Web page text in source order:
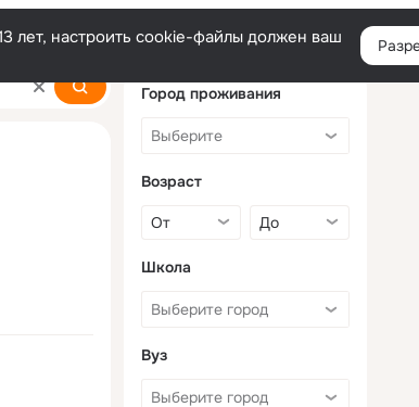
лет, настроить cookie-файлы должен ваш
Город проживания
Возраст
Школа
Вуз